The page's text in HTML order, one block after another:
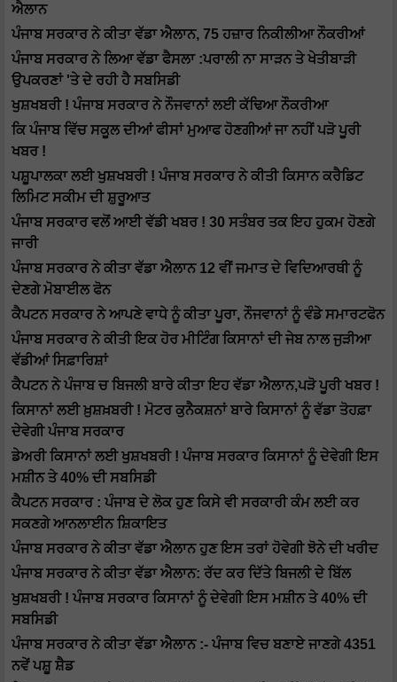
ਐਲਾਨ
ਪੰਜਾਬ ਸਰਕਾਰ ਨੇ ਕੀਤਾ ਵੱਡਾ ਐਲਾਨ, 75 ਹਜ਼ਾਰ ਨਿਕੀਲੀਆ ਨੌਕਰੀਆਂ
ਪੰਜਾਬ ਸਰਕਾਰ ਨੇ ਲਿਆ ਵੱਡਾ ਫੈਸਲਾ :ਪਰਾਲੀ ਨਾ ਸਾੜਨ ਤੇ ਖੇਤੀਬਾੜੀ
ਉਪਕਰਣਾਂ 'ਤੇ ਦੇ ਰਹੀ ਹੈ ਸਬਸਿਡੀ
ਖੁਸ਼ਖਬਰੀ ! ਪੰਜਾਬ ਸਰਕਾਰ ਨੇ ਨੌਜਵਾਨਾਂ ਲਈ ਕੱਢਿਆ ਨੌਕਰੀਆ
ਕਿ ਪੰਜਾਬ ਵਿੱਚ ਸਕੂਲ ਦੀਆਂ ਫੀਸਾਂ ਮੁਆਫ ਹੋਣਗੀਆਂ ਜਾ ਨਹੀਂ ਪੜੋ ਪੂਰੀ
ਖਬਰ !
ਪਸ਼ੂਪਾਲਕਾ ਲਈ ਖੁਸ਼ਖਬਰੀ ! ਪੰਜਾਬ ਸਰਕਾਰ ਨੇ ਕੀਤੀ ਕਿਸਾਨ ਕਰੈਡਿਟ
ਲਿਮਿਟ ਸਕੀਮ ਦੀ ਸ਼ੁਰੂਆਤ
ਪੰਜਾਬ ਸਰਕਾਰ ਵਲੋਂ ਆਈ ਵੱਡੀ ਖਬਰ ! 30 ਸਤੰਬਰ ਤਕ ਇਹ ਹੁਕਮ ਹੋਣਗੇ
ਜਾਰੀ
ਪੰਜਾਬ ਸਰਕਾਰ ਨੇ ਕੀਤਾ ਵੱਡਾ ਐਲਾਨ 12 ਵੀਂ ਜਮਾਤ ਦੇ ਵਿਦਿਆਰਥੀ ਨੂੰ
ਦੇਣਗੇ ਮੋਬਾਈਲ ਫੋਨ
ਕੈਪਟਨ ਸਰਕਾਰ ਨੇ ਆਪਣੇ ਵਾਧੇ ਨੂੰ ਕੀਤਾ ਪੂਰਾ, ਨੌਜਵਾਨਾਂ ਨੂੰ ਵੰਡੇ ਸਮਾਰਟਫੋਨ
ਪੰਜਾਬ ਸਰਕਾਰ ਨੇ ਕੀਤੀ ਇਕ ਹੋਰ ਮੀਟਿੰਗ ਕਿਸਾਨਾਂ ਦੀ ਜੇਬ ਨਾਲ ਜੁੜੀਆ
ਵੱਡੀਆਂ ਸਿਫ਼ਾਰਿਸ਼ਾਂ
ਕੈਪਟਨ ਨੇ ਪੰਜਾਬ ਚ ਬਿਜਲੀ ਬਾਰੇ ਕੀਤਾ ਇਹ ਵੱਡਾ ਐਲਾਨ,ਪੜੋ ਪੂਰੀ ਖਬਰ !
ਕਿਸਾਨਾਂ ਲਈ ਖ਼ੁਸ਼ਖ਼ਬਰੀ ! ਮੋਟਰ ਕੁਨੈਕਸ਼ਨਾਂ ਬਾਰੇ ਕਿਸਾਨਾਂ ਨੂੰ ਵੱਡਾ ਤੋਹਫ਼ਾ
ਦੇਵੇਗੀ ਪੰਜਾਬ ਸਰਕਾਰ
ਡੇਅਰੀ ਕਿਸਾਨਾਂ ਲਈ ਖੁਸ਼ਖਬਰੀ ! ਪੰਜਾਬ ਸਰਕਾਰ ਕਿਸਾਨਾਂ ਨੂੰ ਦੇਵੇਗੀ ਇਸ
ਮਸ਼ੀਨ ਤੇ 40% ਦੀ ਸਬਸਿਡੀ
ਕੈਪਟਨ ਸਰਕਾਰ : ਪੰਜਾਬ ਦੇ ਲੋਕ ਹੁਣ ਕਿਸੇ ਵੀ ਸਰਕਾਰੀ ਕੰਮ ਲਈ ਕਰ
ਸਕਣਗੇ ਆਨਲਾਈਨ ਸ਼ਿਕਾਇਤ
ਪੰਜਾਬ ਸਰਕਾਰ ਨੇ ਕੀਤਾ ਵੱਡਾ ਐਲਾਨ ਹੁਣ ਇਸ ਤਰਾਂ ਹੋਵੇਗੀ ਝੋਨੇ ਦੀ ਖਰੀਦ
ਪੰਜਾਬ ਸਰਕਾਰ ਨੇ ਕੀਤਾ ਵੱਡਾ ਐਲਾਨ: ਰੱਦ ਕਰ ਦਿੱਤੇ ਬਿਜਲੀ ਦੇ ਬਿੱਲ
ਖੁਸ਼ਖਬਰੀ ! ਪੰਜਾਬ ਸਰਕਾਰ ਕਿਸਾਨਾਂ ਨੂੰ ਦੇਵੇਗੀ ਇਸ ਮਸ਼ੀਨ ਤੇ 40% ਦੀ
ਸਬਸਿਡੀ
ਪੰਜਾਬ ਸਰਕਾਰ ਨੇ ਕੀਤਾ ਵੱਡਾ ਐਲਾਨ :- ਪੰਜਾਬ ਵਿਚ ਬਣਾਏ ਜਾਣਗੇ 4351
ਨਵੇਂ ਪਸ਼ੂ ਸ਼ੈਡ